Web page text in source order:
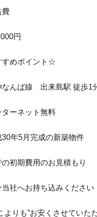
費
円
めポイント☆
なんば線 出来島駅 徒歩1
ターネット無料
30年5月完成の新築物件
初期費用のお見積もり
社へお持ち込みください
よりも”お安くさせていた